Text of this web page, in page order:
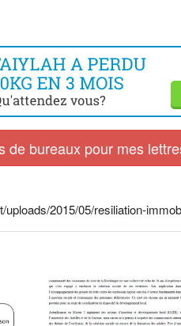
bureaux pour mes
2015/05/resiliation-